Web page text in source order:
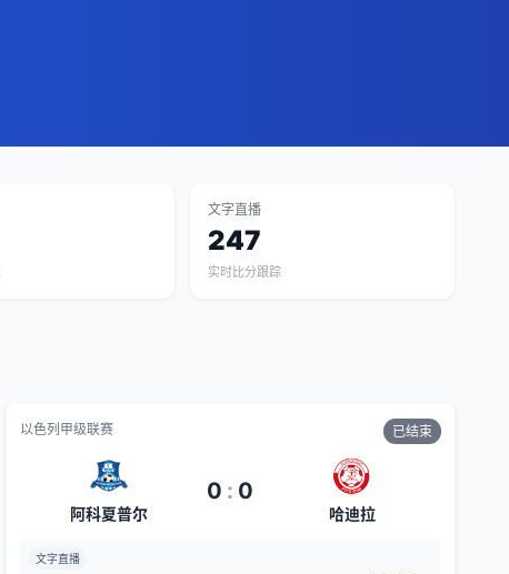
文字直播
247
实时比分跟踪
以色列甲级联赛 已结束
阿科夏普尔
0 : 0
哈迪拉
文字直播